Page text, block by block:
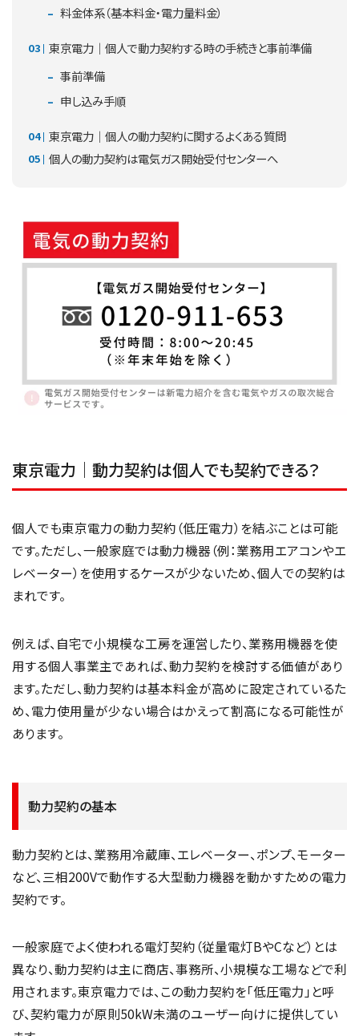
料金体系（基本料金・電力量料金）
東京電力｜個人で動力契約する時の手続きと事前準備
事前準備
申し込み手順
東京電力｜個人の動力契約に関するよくある質問
個人の動力契約は電気ガス開始受付センターへ
東京電力｜動力契約は個人でも契約できる？
個人でも東京電力の動力契約（低圧電力）を結ぶことは可能
です。ただし、一般家庭では動力機器（例：業務用エアコンやエ
レベーター）を使用するケースが少ないため、個人での契約は
まれです。
例えば、自宅で小規模な工房を運営したり、業務用機器を使
用する個人事業主であれば、動力契約を検討する価値があり
ます。ただし、動力契約は基本料金が高めに設定されているた
め、電力使用量が少ない場合はかえって割高になる可能性が
あります。
動力契約の基本
動力契約とは、業務用冷蔵庫、エレベーター、ポンプ、モーター
など、三相200Vで動作する大型動力機器を動かすための電力
契約です。
一般家庭でよく使われる電灯契約（従量電灯BやCなど）とは
異なり、動力契約は主に商店、事務所、小規模な工場などで利
用されます。東京電力では、この動力契約を「低圧電力」と呼
び、契約電力が原則50kW未満のユーザー向けに提供してい